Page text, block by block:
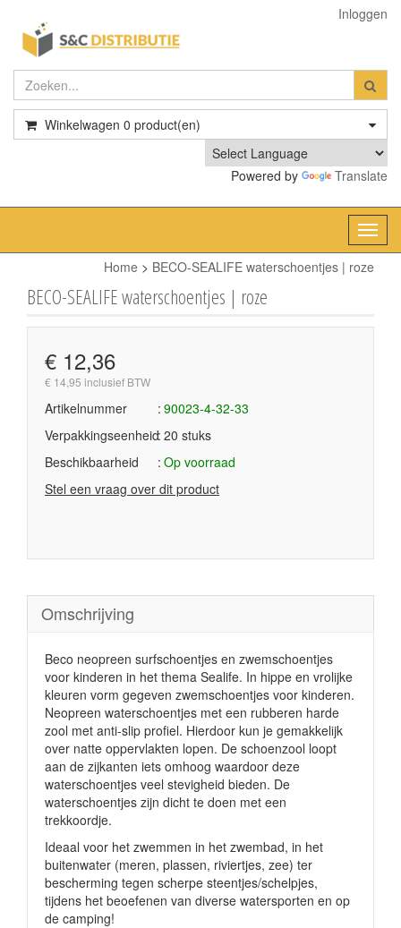
Inloggen
Winkelwagen 0 product(en)
Powered by Translate
Home > BECO-SEALIFE waterschoentjes | roze
BECO-SEALIFE waterschoentjes | roze
€ 12,36
€ 14,95 inclusief BTW
Artikelnummer
90023-4-32-33
Verpakkingseenheid 20 stuks
Beschikbaarheid
Op voorraad
Stel een vraag over dit product
Omschrijving
Beco neopreen surfschoentjes en zwemschoentjes
voor kinderen in het thema Sealife. In hippe en vrolijke
kleuren vorm gegeven zwemschoentjes voor kinderen.
Neopreen waterschoentjes met een rubberen harde
zool met anti-slip profiel. Hierdoor kun je gemakkelijk
over natte oppervlakten lopen. De schoenzool loopt
aan de zijkanten iets omhoog waardoor deze
waterschoentjes veel stevigheid bieden. De
waterschoentjes zijn dicht te doen met een
trekkoordje.
Ideaal voor het zwemmen in het zwembad, in het
buitenwater (meren, plassen, riviertjes, zee) ter
bescherming tegen scherpe steentjes/schelpjes,
tijdens het beoefenen van diverse watersporten en op
de camping!